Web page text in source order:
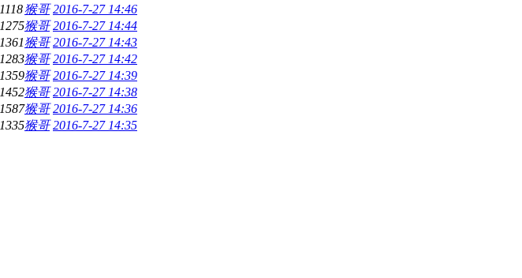
1118猴哥 2016-7-27 14:46
1275猴哥 2016-7-27 14:44
1361猴哥 2016-7-27 14:43
1283猴哥 2016-7-27 14:42
1359猴哥 2016-7-27 14:39
1452猴哥 2016-7-27 14:38
1587猴哥 2016-7-27 14:36
1335猴哥 2016-7-27 14:35